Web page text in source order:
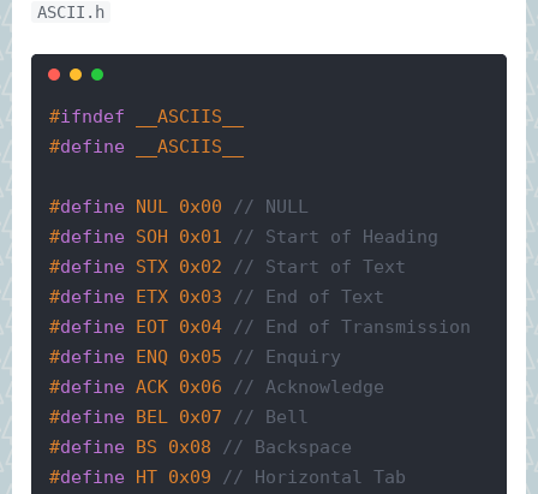
ASCII.h
#ifndef __ASCIIS__
#define __ASCIIS__
#define NUL 0x00 // NULL
#define SOH 0x01 // Start of Heading
#define STX 0x02 // Start of Text
#define ETX 0x03 // End of Text
#define EOT 0x04 // End of Transmission
#define ENQ 0x05 // Enquiry
#define ACK 0x06 // Acknowledge
#define BEL 0x07 // Bell
#define BS 0x08 // Backspace
#define HT 0x09 // Horizontal Tab